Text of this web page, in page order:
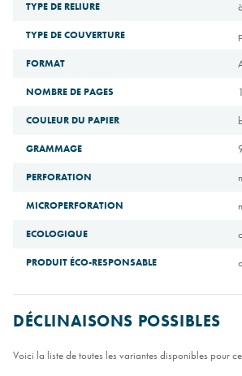
TYPE DE RELIURE
TYPE DE COUVERTURE
FORMAT
NOMBRE DE PAGES
COULEUR DU PAPIER
GRAMMAGE
PERFORATION
MICROPERFORATION
ECOLOGIQUE
PRODUIT ÉCO-RESPONSABLE
DÉCLINAISONS POSSIBLES
Voici la liste de toutes les variantes disponibles pour